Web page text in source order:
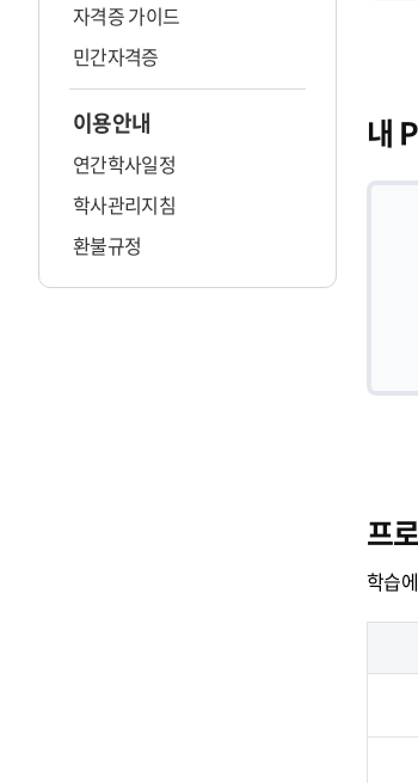
자격증 가이드
민간자격증
이용안내
연간학사일정
학사관리지침
환불규정
내
프
학습